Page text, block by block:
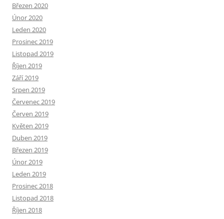
Březen 2020
Únor 2020
Leden 2020
Prosinec 2019
Listopad 2019
Říjen 2019
Září 2019
Srpen 2019
Červenec 2019
Červen 2019
Květen 2019
Duben 2019
Březen 2019
Únor 2019
Leden 2019
Prosinec 2018
Listopad 2018
Říjen 2018